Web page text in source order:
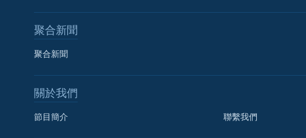
聚合新聞
聚合新聞
關於我們
節目簡介 聯繫我們